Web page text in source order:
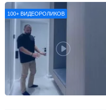
100+ ВИДЕОРОЛИКОВ